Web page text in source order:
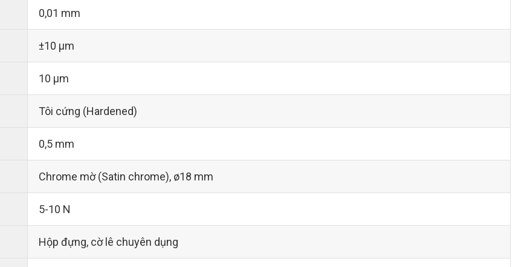
0,01 mm
±10 µm
10 µm
Tôi cứng (Hardened)
0,5 mm
Chrome mờ (Satin chrome), ø18 mm
5-10 N
Hộp đựng, cờ lê chuyên dụng